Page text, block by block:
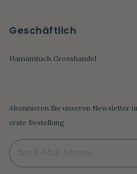
Geschäftlich
Hamamtuch Grosshandel
Abonnieren Sie unseren Newsletter
erste Bestellung